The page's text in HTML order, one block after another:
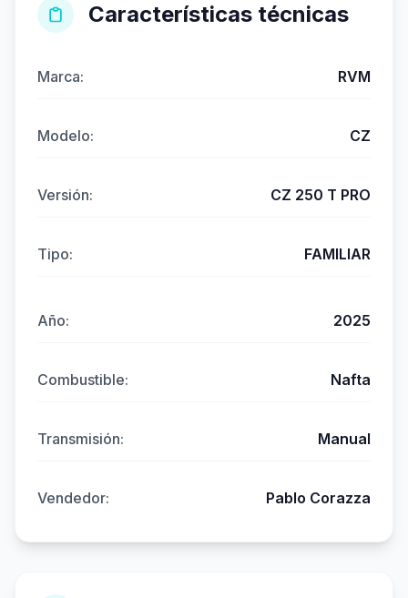
Características técnicas
Marca: RVM
Modelo: CZ
Versión: CZ 250 T PRO
Tipo: FAMILIAR
Año: 2025
Combustible: Nafta
Transmisión: Manual
Vendedor: Pablo Corazza